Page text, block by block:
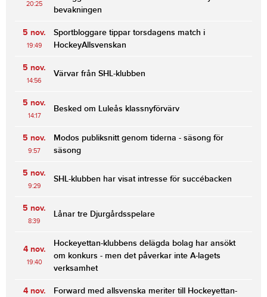
20:25
bevakningen
5 nov.
19:49
Sportbloggare tippar torsdagens match i
HockeyAllsvenskan
5 nov.
14:56
Värvar från SHL-klubben
5 nov.
14:17
Besked om Luleås klassnyförvärv
5 nov.
9:57
Modos publiksnitt genom tiderna - säsong för
säsong
5 nov.
9:29
SHL-klubben har visat intresse för succébacken
5 nov.
8:39
Lånar tre Djurgårdsspelare
4 nov.
19:40
Hockeyettan-klubbens delägda bolag har ansökt
om konkurs - men det påverkar inte A-lagets
verksamhet
4 nov.
Forward med allsvenska meriter till Hockeyettan-